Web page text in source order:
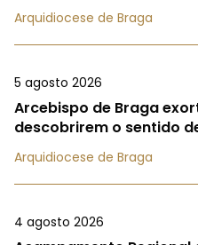
Arquidiocese de Braga
5 agosto 2026
Arcebispo de Braga
descobrirem o sentido
Arquidiocese de Braga
4 agosto 2026